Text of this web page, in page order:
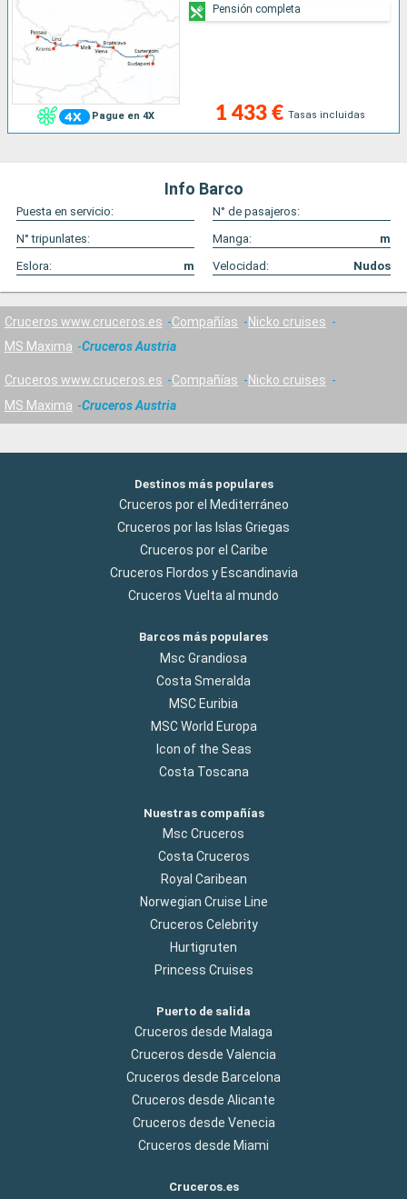
Pague en 4X 1 433 € Tasas incluidas
Pensión completa
Info Barco
Puesta en servicio:
N° de pasajeros:
N° tripunlates:
Manga:
m
Eslora:
m Velocidad: Nudos
Cruceros www.cruceros.es Compañías
Nicko cruises
MS Maxima
Cruceros Austria
Cruceros www.cruceros.es Compañías
Nicko cruises
MS Maxima
Cruceros Austria
Destinos más populares
Cruceros por el Mediterráneo
Cruceros por las Islas Griegas
Cruceros por el Caribe
Cruceros Flordos y Escandinavia
Cruceros Vuelta al mundo
Barcos más populares
Msc Grandiosa
Costa Smeralda
MSC Euribia
MSC World Europa
Icon of the Seas
Costa Toscana
Nuestras compañías
Msc Cruceros
Costa Cruceros
Royal Caribean
Norwegian Cruise Line
Cruceros Celebrity
Hurtigruten
Princess Cruises
Puerto de salida
Cruceros desde Malaga
Cruceros desde Valencia
Cruceros desde Barcelona
Cruceros desde Alicante
Cruceros desde Venecia
Cruceros desde Miami
Cruceros.es